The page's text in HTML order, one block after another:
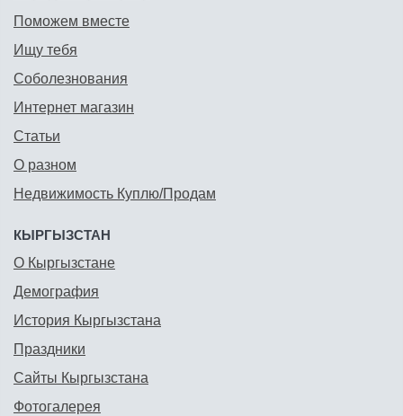
Поможем вместе
Ищу тебя
Соболезнования
Интернет магазин
Статьи
О разном
Недвижимость Куплю/Продам
КЫРГЫЗСТАН
О Кыргызстане
Демография
История Кыргызстана
Праздники
Сайты Кыргызстана
Фотогалерея